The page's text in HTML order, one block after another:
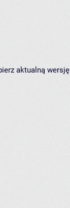
aktualną wersję